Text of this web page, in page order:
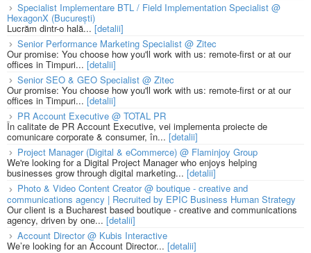
Specialist Implementare BTL / Field Implementation Specialist @
HexagonX (București)
Lucrăm dintr-o hală...[detalii]
Senior Performance Marketing Specialist @ Zitec
Our promise: You choose how you'll work with us: remote-first or at our
offices in Timpuri... [detalii]
Senior SEO & GEO Specialist @ Zitec
Our promise: You choose how you'll work with us: remote-first or at our
offices in Timpuri... [detalii]
PR Account Executive @ TOTAL PR
În calitate de PR Account Executive, vei implementa proiecte de
comunicare corporate & consumer, în... [detalii]
Project Manager (Digital & eCommerce) @ Flaminjoy Group
We're looking for a Digital Project Manager who enjoys helping
businesses grow through digital marketing... [detalii]
Photo & Video Content Creator @ boutique - creative and
communications agency | Recruited by EPIC Business Human Strategy
Our client is a Bucharest based boutique - creative and communications
agency, driven by one... [detalii]
Account Director @ Kubis Interactive
We’re looking for an Account Director... [detalii]